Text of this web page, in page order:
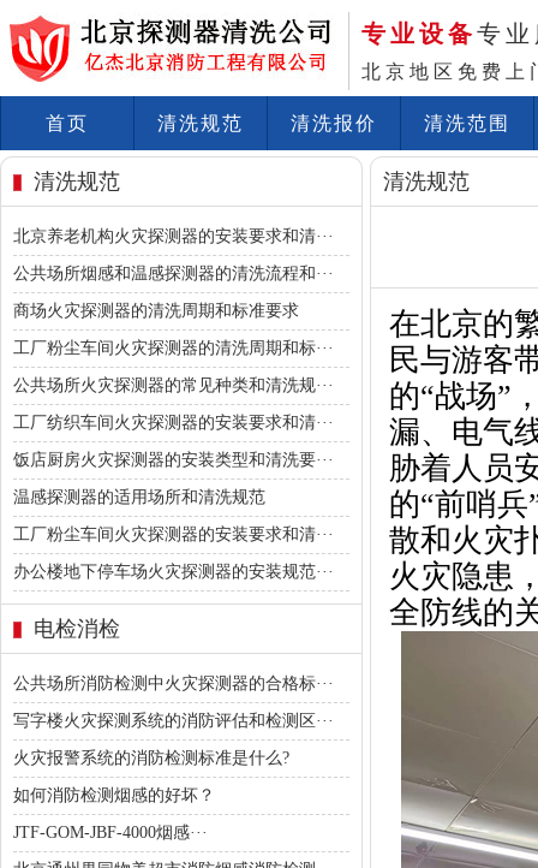
专业设备专
北京地区免费上
首页 清洗规范 清洗报价 清洗范围
清洗规范
北京养老机构火灾探测器的安装要求和清···
公共场所烟感和温感探测器的清洗流程和···
商场火灾探测器的清洗周期和标准要求
工厂粉尘车间火灾探测器的清洗周期和标···
公共场所火灾探测器的常见种类和清洗规···
工厂纺织车间火灾探测器的安装要求和清···
饭店厨房火灾探测器的安装类型和清洗要···
温感探测器的适用场所和清洗规范
工厂粉尘车间火灾探测器的安装要求和清···
办公楼地下停车场火灾探测器的安装规范···
电检消检
公共场所消防检测中火灾探测器的合格标···
写字楼火灾探测系统的消防评估和检测区···
火灾报警系统的消防检测标准是什么?
如何消防检测烟感的好坏？
JTF-GOM-JBF-4000烟感···
清洗规范
在北京的
民与游客
的“战场”
漏、电气
胁着人员
的“前哨
散和火灾
火灾隐患
全防线的